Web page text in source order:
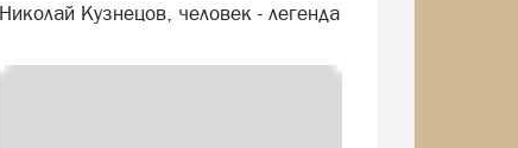
Николай Кузнецов, человек - легенда